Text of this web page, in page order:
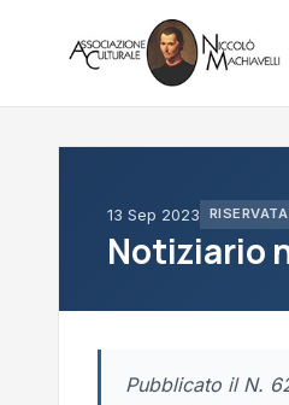
13 Sep 2023
Notiziario
Pubblicato il N.